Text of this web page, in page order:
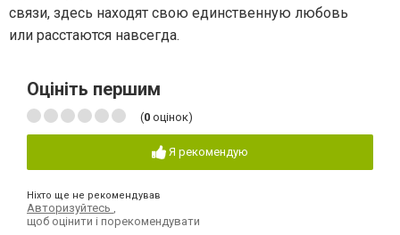
связи, здесь находят свою единственную любовь
или расстаются навсегда.
Оцініть першим
(0 оцінок)
Я рекомендую
Ніхто ще не рекомендував
Авторизуйтесь ,
щоб оцінити і порекомендувати